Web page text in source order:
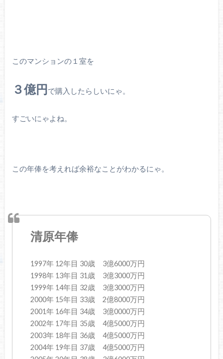
このマンションの１室を
３億円で購入したらしいにゃ。
すごいにゃよね。
この年俸を考えれば余裕なことがわかるにゃ。
清原年俸
1997年 12年目 30歳 3億6000万円
1998年 13年目 31歳 3億3000万円
1999年 14年目 32歳 3億3000万円
2000年 15年目 33歳 2億8000万円
2001年 16年目 34歳 3億0000万円
2002年 17年目 35歳 4億5000万円
2003年 18年目 36歳 4億5000万円
2004年 19年目 37歳 4億5000万円